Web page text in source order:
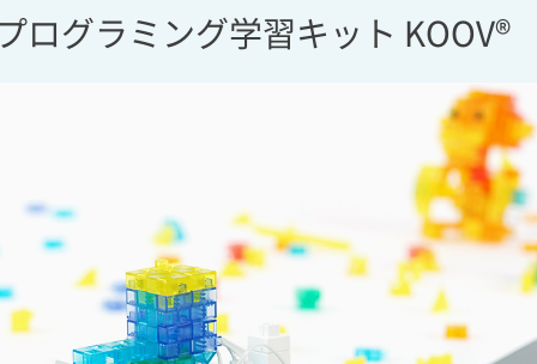
ログラミング学習キット KOOV®